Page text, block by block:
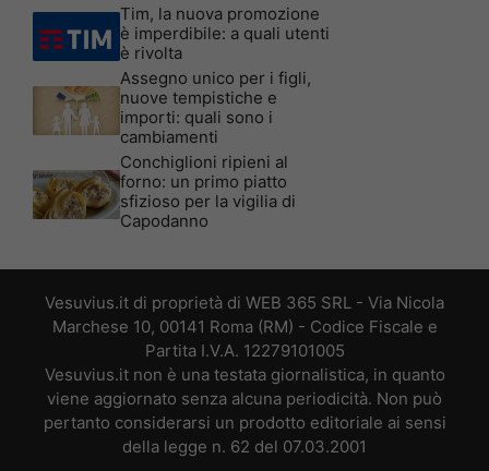
Tim, la nuova promozione
è imperdibile: a quali utenti
è rivolta
Assegno unico per i figli,
nuove tempistiche e
importi: quali sono i
cambiamenti
Conchiglioni ripieni al
forno: un primo piatto
sfizioso per la vigilia di
Capodanno
Vesuvius.it di proprietà di WEB 365 SRL - Via Nicola
Marchese 10, 00141 Roma (RM) - Codice Fiscale e
Partita I.V.A. 12279101005
Vesuvius.it non è una testata giornalistica, in quanto
viene aggiornato senza alcuna periodicità. Non può
pertanto considerarsi un prodotto editoriale ai sensi
della legge n. 62 del 07.03.2001